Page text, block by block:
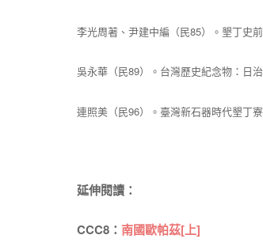
李光周著、尹建中編（民85）。墾丁史
吳永華（民89）。台灣歷史紀念物：日
連照美（民96）。臺灣新石器時代墾丁
延伸閱讀：
CCC8： 南國歐帕茲[上]